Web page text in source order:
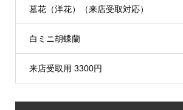
墓花（洋花）（来店受取対応）
白ミニ胡蝶蘭
来店受取用 3300円